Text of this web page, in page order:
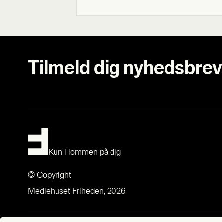
Tilmeld dig
Kun i lommen på dig
Mediehuset Friheden, 2026
© Copyright